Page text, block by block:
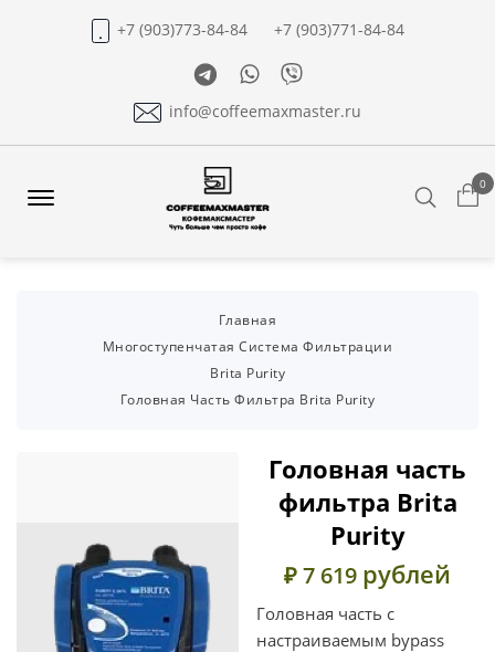
+7 (903)773-84-84
+7 (903)771-84-84
TelegramWhatsapp
Viber
info@coffeemaxmaster.ru
0
Главная
Многоступенчатая Система Фильтрации
Brita Purity
Головная Часть Фильтра Brita Purity
Головная часть
фильтра Brita
Purity
₽ 7 619 рублей
Головная часть с
настраиваемым bypass